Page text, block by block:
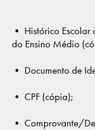
• Histórico
do Ensino Médio
• Documento de
• CPF (cópia);
• Comprovante/